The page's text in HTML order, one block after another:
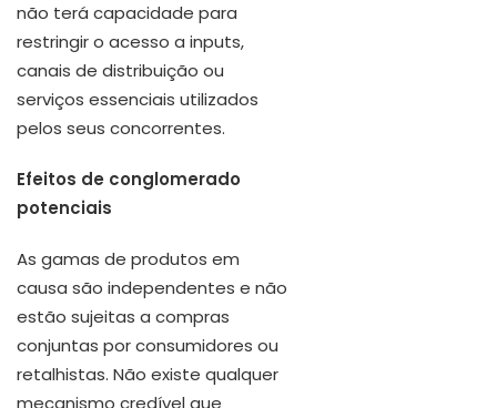
não terá capacidade para
restringir o acesso a inputs,
canais de distribuição ou
serviços essenciais utilizados
pelos seus concorrentes.
Efeitos de conglomerado
potenciais
As gamas de produtos em
causa são independentes e não
estão sujeitas a compras
conjuntas por consumidores ou
retalhistas. Não existe qualquer